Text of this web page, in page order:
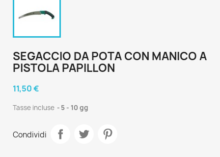
SEGACCIO DA POTA CON MANICO A
PISTOLA PAPILLON
11,50 €
Tasse incluse 5 - 10 gg
Condividi